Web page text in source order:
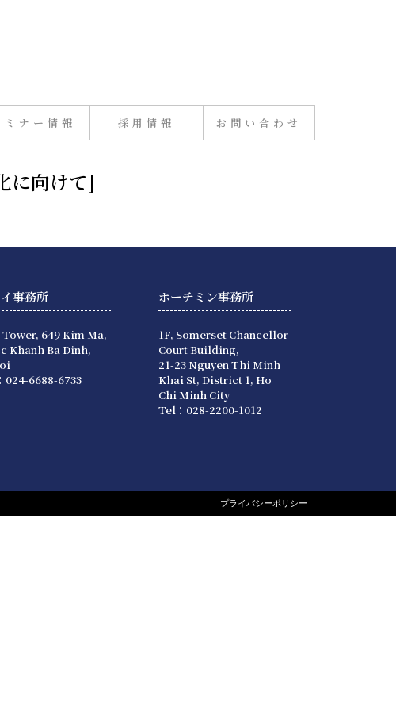
ミナー情報 採用情報 お問い合わせ
に向けて]
事務所
Tower, 649 Kim Ma,
Khanh Ba Dinh,
024-6688-6733
ホーチミン事務所
1F, Somerset Chancellor
Court Building,
21-23 Nguyen Thi Minh
Khai St, District 1, Ho
Chi Minh City
Tel：028-2200-1012
プライバシーポリシー